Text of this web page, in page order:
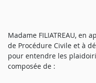
Madame FILIATREAU, en
de Procédure Civile et à
pour entendre les
composée de :